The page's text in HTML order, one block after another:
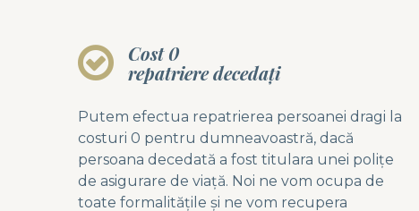
Cost 0
repatriere decedaţi
Putem efectua repatrierea persoanei dragi la
costuri 0 pentru dumneavoastră, dacă
persoana decedată a fost titulara unei poliţe
de asigurare de viaţă. Noi ne vom ocupa de
toate formalităţile şi ne vom recupera